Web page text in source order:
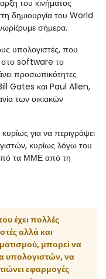
του κινήματος
δημιουργία του World
σήμερα.
υπολογιστές, που
στο software το
προσωπικότητες
Gates και Paul Allen,
των οικιακών
για να περιγράψει
κυρίως λόγω του
από τα ΜΜΕ από τη
έχει πολλές
αλλά και
μπορεί να
υπολογιστών, να
εφαρμογές